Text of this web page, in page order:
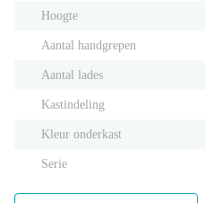
Hoogte
Aantal handgrepen
Aantal lades
Kastindeling
Kleur onderkast
Serie